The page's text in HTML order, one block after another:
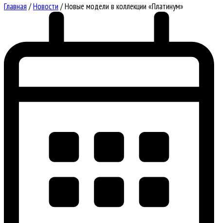
Главная /Новости /Новые модели в коллекции «Платинум»